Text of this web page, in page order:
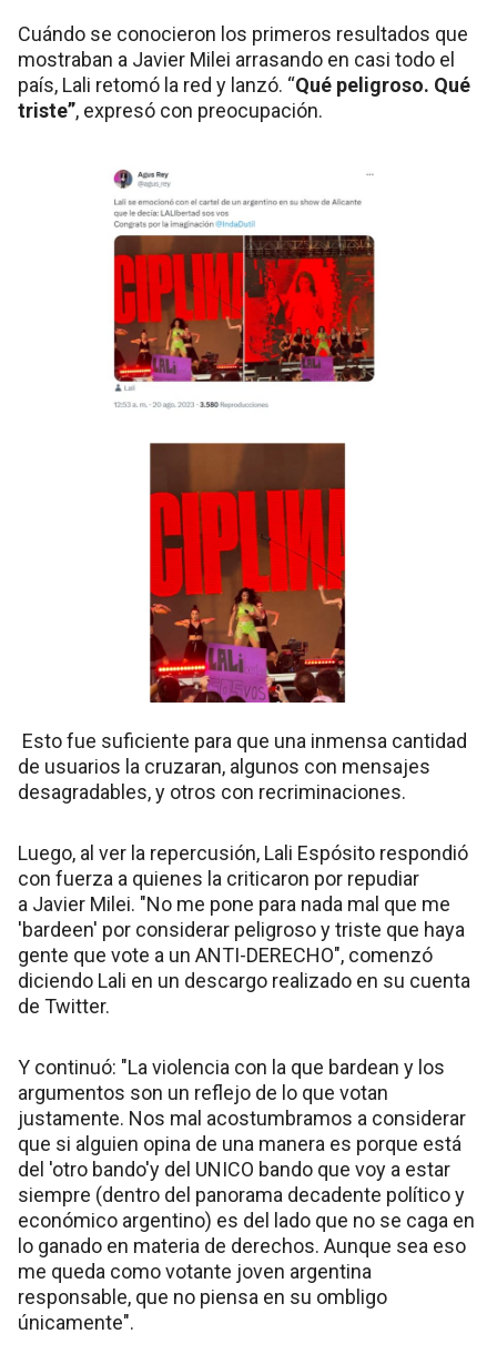
Cuándo se conocieron los primeros resultados que
mostraban a Javier Milei arrasando en casi todo el
país, Lali retomó la red y lanzó. “Qué peligroso. Qué
triste”, expresó con preocupación.
Esto fue suficiente para que una inmensa cantidad
de usuarios la cruzaran, algunos con mensajes
desagradables, y otros con recriminaciones.
Luego, al ver la repercusión, Lali Espósito respondió
con fuerza a quienes la criticaron por repudiar
a Javier Milei. "No me pone para nada mal que me
'bardeen' por considerar peligroso y triste que haya
gente que vote a un ANTI-DERECHO", comenzó
diciendo Lali en un descargo realizado en su cuenta
de Twitter.
Y continuó: "La violencia con la que bardean y los
argumentos son un reflejo de lo que votan
justamente. Nos mal acostumbramos a considerar
que si alguien opina de una manera es porque está
del 'otro bando'y del UNICO bando que voy a estar
siempre (dentro del panorama decadente político y
económico argentino) es del lado que no se caga en
lo ganado en materia de derechos. Aunque sea eso
me queda como votante joven argentina
responsable, que no piensa en su ombligo
únicamente".